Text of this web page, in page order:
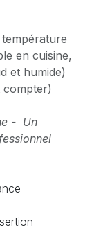
en cuisine,
et humide)
compter)
- Un